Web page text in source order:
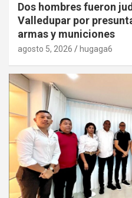
Dos hombres fueron
Valledupar por
armas y municiones
agosto 5, 2026 hugaga6